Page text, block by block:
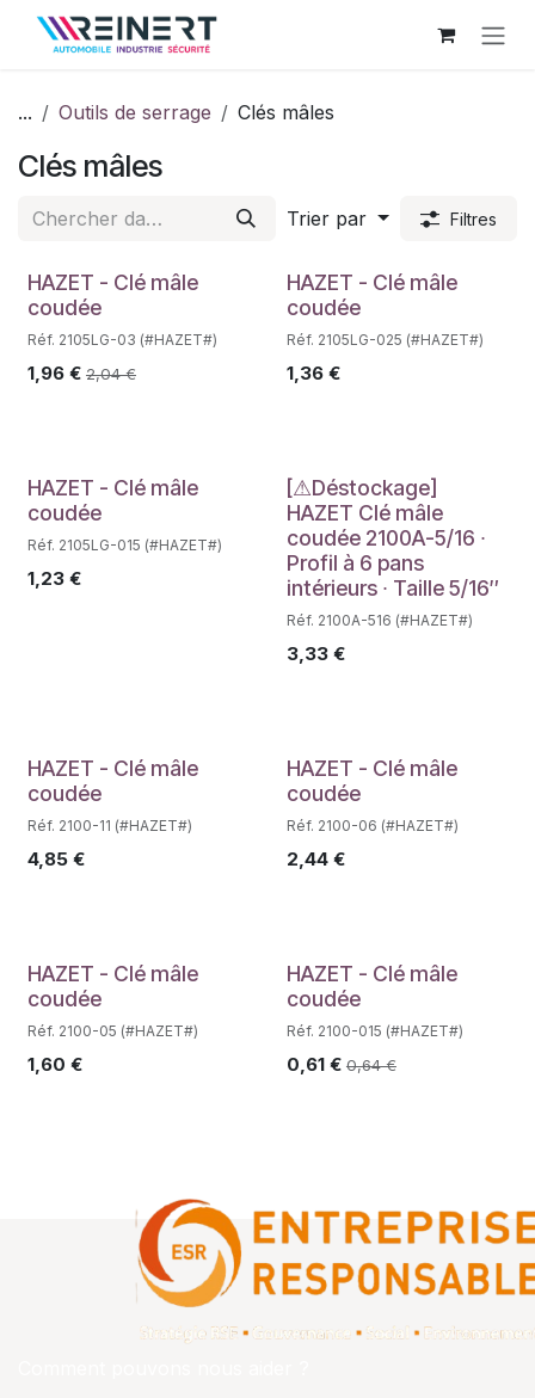
Se rendre au contenu
... Outils de serrage Clés mâles
Clés mâles
Trier par Filtres
HAZET - Clé mâle
coudée
Réf. 2105LG-03 (#HAZET#)
1,96 € 2,04€
Déstockage
HAZET - Clé mâle
coudée
Réf. 2105LG-025 (#HAZET#)
1,36€
Déstockage
HAZET - Clé mâle
coudée
Réf. 2105LG-015 (#HAZET#)
1,23 €
Déstockage
[⚠Déstockage]
HAZET Clé mâle
coudée 2100A-5/16 ∙
Profil à 6 pans
intérieurs ∙ Taille 5/16″
Réf. 2100A-516 (#HAZET#)
3,33€
Déstockage
HAZET - Clé mâle
coudée
Réf. 2100-11 (#HAZET#)
4,85 €
Déstockage
HAZET - Clé mâle
coudée
Réf. 2100-06 (#HAZET#)
2,44€
Déstockage
HAZET - Clé mâle
coudée
Réf. 2100-05 (#HAZET#)
1,60 €
HAZET - Clé mâle
coudée
Réf. 2100-015 (#HAZET#)
0,61€ 0,64€